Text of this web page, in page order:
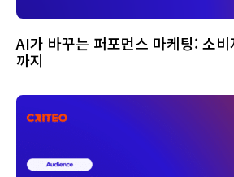
AI가 바꾸는 퍼포먼스 마케팅: 소
까지